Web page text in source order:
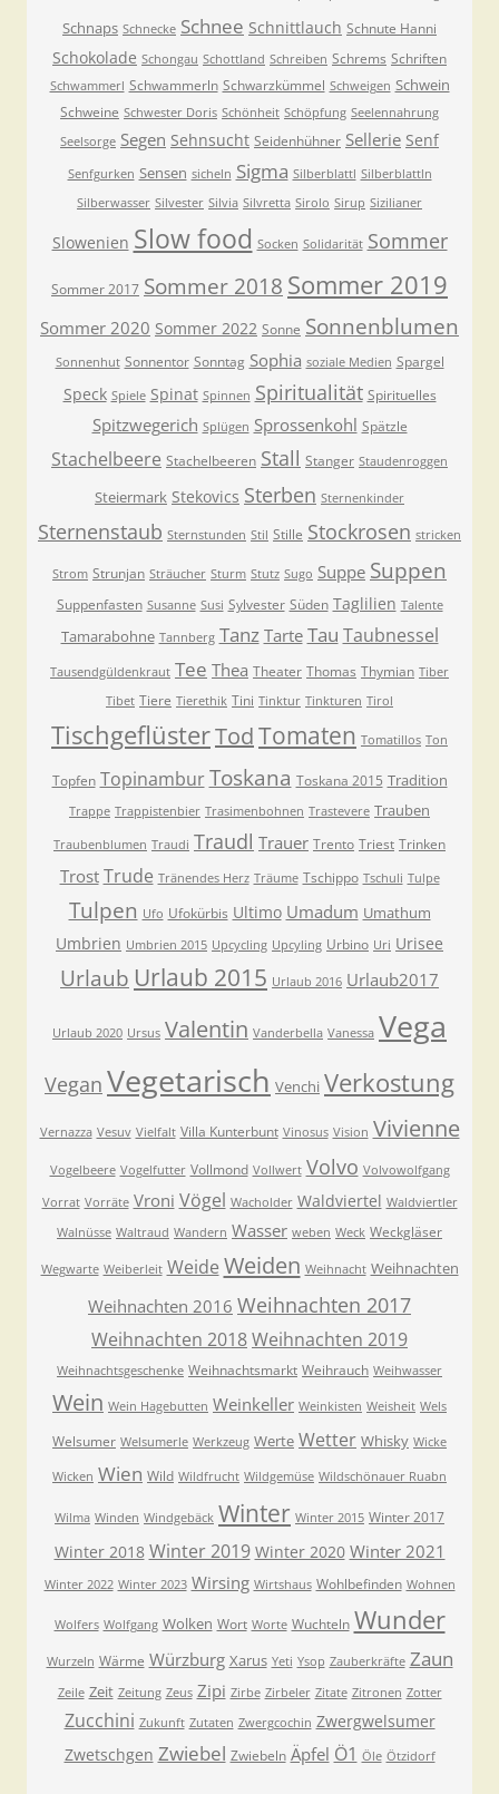
Schnaps Schnecke Schnee Schnittlauch Schnute Hanni
Schokolade Schongau Schottland Schreiben Schrems Schriften
Schwammerl Schwammerln Schwarzkümmel Schweigen Schwein
Schweine Schwester Doris Schönheit Schöpfung Seelennahrung
Seelsorge Segen Sehnsucht Seidenhühner Sellerie Senf
Senfgurken Sensen sicheln Sigma Silberblattl Silberblattln
Silberwasser Silvester Silvia Silvretta Sirolo Sirup Sizilianer
Slowenien Slow food Socken Solidarität Sommer
Sommer 2017 Sommer 2018 Sommer 2019
Sommer 2020 Sommer 2022 Sonne Sonnenblumen
Sonnenhut Sonnentor Sonntag Sophia soziale Medien Spargel
Speck Spiele Spinat Spinnen Spiritualität Spirituelles
Spitzwegerich Splügen Sprossenkohl Spätzle
Stachelbeere Stachelbeeren Stall Stanger Staudenroggen
Steiermark Stekovics Sterben Sternenkinder
Sternenstaub Sternstunden Stil Stille Stockrosen stricken
Strom Strunjan Sträucher Sturm Stutz Sugo Suppe Suppen
Suppenfasten Susanne Susi Sylvester Süden Taglilien Talente
Tamarabohne Tannberg Tanz Tarte Tau Taubnessel
Tausendgüldenkraut Tee Thea Theater Thomas Thymian Tiber
Tibet Tiere Tierethik Tini Tinktur Tinkturen Tirol
TischgeflüsterTodTomaten Tomatillos Ton
Topfen Topinambur Toskana Toskana 2015 Tradition
Trappe Trappistenbier Trasimenbohnen Trastevere Trauben
Traubenblumen Traudi Traudl Trauer Trento Triest Trinken
Trost Trude Tränendes Herz Träume Tschippo Tschuli Tulpe
Tulpen Ufo Ufokürbis Ultimo Umadum Umathum
Umbrien Umbrien 2015 Upcycling Upcyling Urbino Uri Urisee
Urlaub Urlaub 2015 Urlaub 2016 Urlaub2017
Urlaub 2020 Ursus Valentin Vanderbella Vanessa Vega
Vegan Vegetarisch Venchi Verkostung
Vernazza Vesuv Vielfalt Villa Kunterbunt Vinosus Vision Vivienne
Vogelbeere Vogelfutter Vollmond Vollwert Volvo Volvowolfgang
Vorrat Vorräte Vroni Vögel Wacholder Waldviertel Waldviertler
Walnüsse Waltraud Wandern Wasser weben Weck Weckgläser
Wegwarte Weiberleit Weide Weiden Weihnacht Weihnachten
Weihnachten 2016 Weihnachten 2017
Weihnachten 2018Weihnachten 2019
Weihnachtsgeschenke Weihnachtsmarkt Weihrauch Weihwasser
Wein Wein Hagebutten Weinkeller Weinkisten Weisheit Wels
Welsumer Welsumerle Werkzeug Werte Wetter Whisky Wicke
Wicken Wien Wild Wildfrucht Wildgemüse Wildschönauer Ruabn
Wilma Winden Windgebäck Winter Winter 2015 Winter 2017
Winter 2018 Winter 2019 Winter 2020 Winter 2021
Winter 2022 Winter 2023 Wirsing Wirtshaus Wohlbefinden Wohnen
Wolfers Wolfgang Wolken Wort Worte Wuchteln Wunder
Wurzeln Wärme Würzburg Xarus Yeti Ysop Zauberkräfte Zaun
Zeile Zeit Zeitung Zeus Zipi Zirbe Zirbeler Zitate Zitronen Zotter
Zucchini Zukunft Zutaten Zwergcochin Zwergwelsumer
Zwetschgen Zwiebel Zwiebeln Äpfel Ö1 Öle Ötzidorf